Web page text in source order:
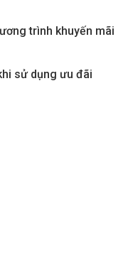
trình khuyến mãi
sử dụng ưu đãi